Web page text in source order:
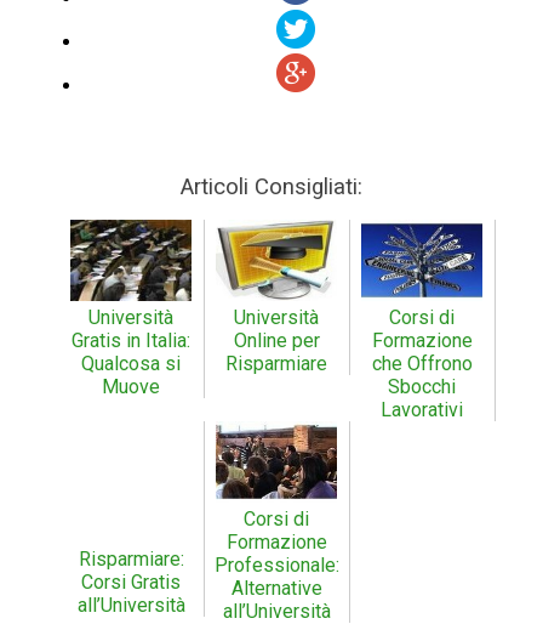
Articoli Consigliati:
Università
Gratis in Italia:
Qualcosa si
Muove
Università
Online per
Risparmiare
Corsi di
Formazione
che Offrono
Sbocchi
Lavorativi
Risparmiare:
Corsi Gratis
all’Università
Corsi di
Formazione
Professionale:
Alternative
all’Università